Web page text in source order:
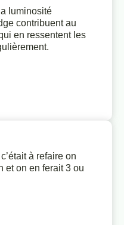
luminosité
contribuent au
en ressentent les
à refaire on
et on en ferait 3 ou